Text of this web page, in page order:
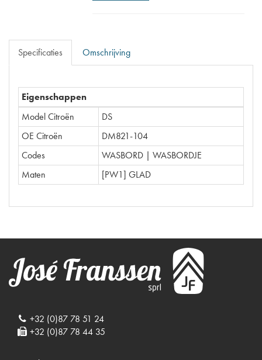
Specificaties Omschrijving
Eigenschappen
Model Citroën
DS
OE Citroën
DM821-104
Codes
WASBORD | WASBORDJE
Maten
[PW1] GLAD
+32 (0)87 78 51 24
+32 (0)87 78 44 35